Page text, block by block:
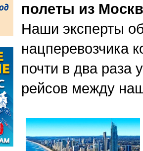
полеты из
Наши эксперты
нацперевозчика
почти в два раза
рейсов между